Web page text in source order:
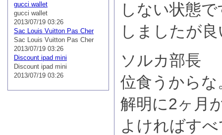
しない状態
しましたが
ソルカ部長
位食うから
解明に2ヶ月
よければす
gucci wallet
gucci wallet
2013/07/19 03:26
Sac Louis Vuitton Pas Cher
Sac Louis Vuitton Pas Cher
2013/07/19 03:26
Discount ipad mini
Discount ipad mini
2013/07/19 03:26